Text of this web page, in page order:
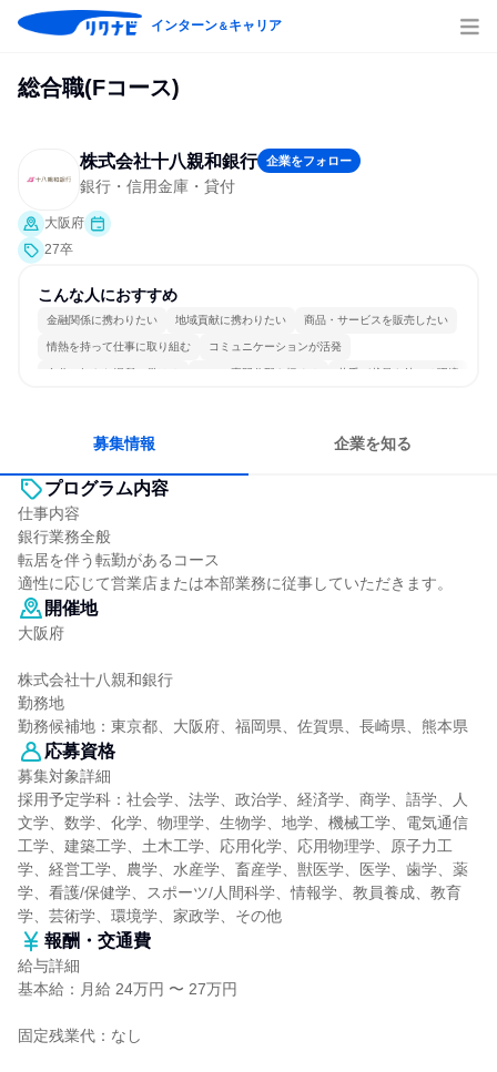
インターン＆キャリア
総合職(Fコース)
株式会社十八親和銀行 企業をフォロー
銀行・信用金庫・貸付
大阪府
27卒
こんな人におすすめ
金融関係に携わりたい 地域貢献に携わりたい 商品・サービスを販売したい
情熱を持って仕事に取り組む コミュニケーションが活発
自分の好きな場所で働ける 一つの専門分野を極める 若手が裁量を持てる環境
募集情報 企業を知る
プログラム内容
仕事内容
銀行業務全般
転居を伴う転勤があるコース
適性に応じて営業店または本部業務に従事していただきます。
開催地
大阪府
株式会社十八親和銀行
勤務地
勤務候補地：東京都、大阪府、福岡県、佐賀県、長崎県、熊本県
応募資格
募集対象詳細
採用予定学科：社会学、法学、政治学、経済学、商学、語学、人
文学、数学、化学、物理学、生物学、地学、機械工学、電気通信
工学、建築工学、土木工学、応用化学、応用物理学、原子力工
学、経営工学、農学、水産学、畜産学、獣医学、医学、歯学、薬
学、看護/保健学、スポーツ/人間科学、情報学、教員養成、教育
学、芸術学、環境学、家政学、その他
報酬・交通費
給与詳細
基本給：月給 24万円 〜 27万円
固定残業代：なし